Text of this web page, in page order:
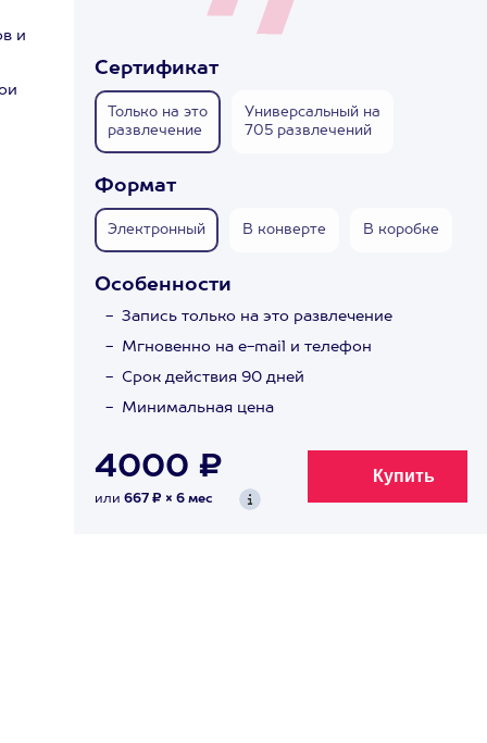
и
Сертификат
Только на это
развлечение
Универсальный на
705 развлечений
Формат
Электронный В конверте В коробке
Особенности
Запись только на это развлечение
Мгновенно на e-mail и телефон
Срок действия 90 дней
Минимальная цена
4000 ₽
или 667 ₽ × 6 мес